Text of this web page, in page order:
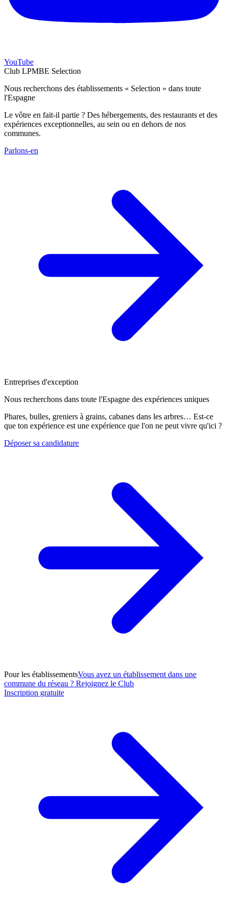
YouTube
Club LPMBE Selection
Nous recherchons des établissements « Selection » dans toute
l'Espagne
Le vôtre en fait-il partie ? Des hébergements, des restaurants et des
expériences exceptionnelles, au sein ou en dehors de nos
communes.
Parlons-en
Entreprises d'exception
Nous recherchons dans toute l'Espagne des expériences uniques
Phares, bulles, greniers à grains, cabanes dans les arbres… Est-ce
que ton expérience est une expérience que l'on ne peut vivre qu'ici ?
Déposer sa candidature
Pour les établissementsVous avez un établissement dans une
commune du réseau ? Rejoignez le Club
Inscription gratuite